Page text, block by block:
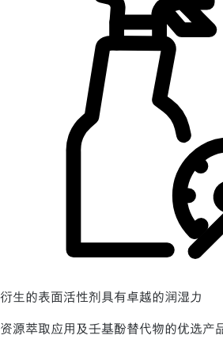
衍生的表面活性剂具有卓越的润湿力
资源萃取应用及壬基酚替代物的优选产